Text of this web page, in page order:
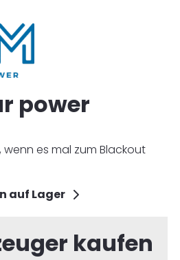
power
wenn es mal zum Blackout
auf Lager
kaufen